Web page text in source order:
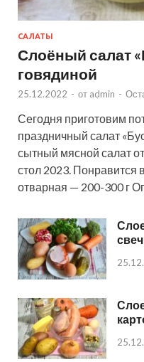
САЛАТЫ
Слоёный салат
говядиной
25.12.2022 - от admin -
Сегодня приготовим
праздничный салат
сытный мясной салат
стол 2023. Понравится
отварная — 200-300 г